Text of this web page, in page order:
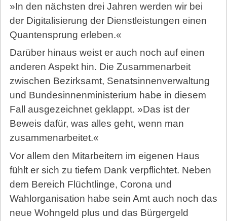
»In den nächsten drei Jahren werden wir bei
der Digitalisierung der Dienstleistungen einen
Quantensprung erleben.«
Darüber hinaus weist er auch noch auf einen
anderen Aspekt hin. Die Zusammenarbeit
zwischen Bezirksamt, Senats­innenverwaltung
und Bundesinnenministerium habe in diesem
Fall ausgezeichnet geklappt. »Das ist der
Beweis dafür, was alles geht, wenn man
zusammenarbeitet.«
Vor allem den Mitarbeitern im eigenen Haus
fühlt er sich zu tiefem Dank verpflichtet. Neben
dem Bereich Flüchtlinge, Corona und
Wahlorganisation habe sein Amt auch noch das
neue Wohngeld plus und das Bürgergeld